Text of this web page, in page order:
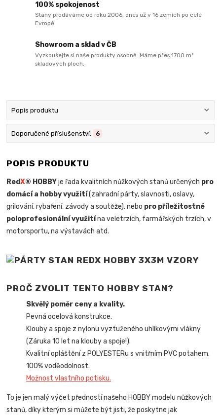
100% spokojenost
Stany prodáváme od roku 2006, dnes už v 16 zemích po celé
Evropě.
Showroom a sklad v ČB
Vyzkoušejte si naše produkty osobně. Máme přes 1700 m²
skladových ploch.
Popis produktu
Doporučené příslušenství: 6
POPIS PRODUKTU
RedX® HOBBYje řada kvalitních nůžkových stanů určených pro
domácí a hobby využití(zahradní párty, slavnosti, oslavy,
grilování, rybaření, závody a soutěže), nebo pro příležitostné
poloprofesionální využitína veletrzích, farmářských trzích, v
motorsportu, na výstavách atd.
PROČ ZVOLIT TENTO HOBBY STAN?
Skvělý poměr ceny a kvality.
Pevná ocelová konstrukce.
Klouby a spoje z nylonu vyztuženého uhlíkovými vlákny
(Záruka 10 let na klouby a spoje!).
Kvalitní opláštění z POLYESTERu s vnitřním PVC potahem.
100% voděodolnost.
Možnost vlastního potisku.
To je jen malý výčet předností našeho HOBBY modelu nůžkových
stanů, díky kterým si můžete být jisti, že poskytne jak